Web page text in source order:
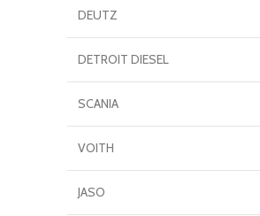
DEUTZ
DETROIT DIESEL
SCANIA
VOITH
JASO